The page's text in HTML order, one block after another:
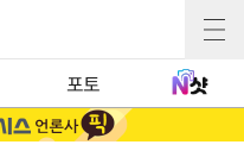
포토